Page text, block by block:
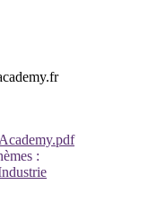
: